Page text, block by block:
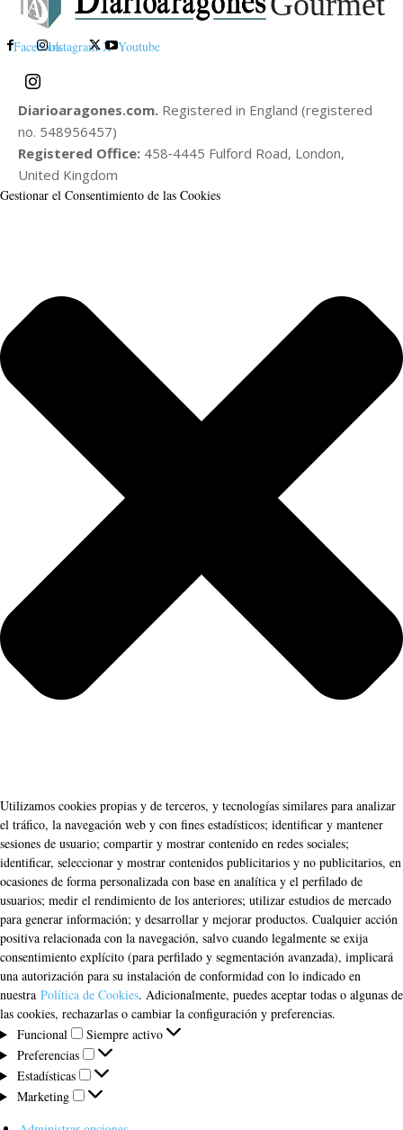
FacebookInstagram X Youtube
Diarioaragones.com. Registered in England (registered
no. 548956457)
Registered Office: 458‑4445 Fulford Road, London,
United Kingdom
Gestionar el Consentimiento de las Cookies
Utilizamos cookies propias y de terceros, y tecnologías similares para analizar
el tráfico, la navegación web y con fines estadísticos; identificar y mantener
sesiones de usuario; compartir y mostrar contenido en redes sociales;
identificar, seleccionar y mostrar contenidos publicitarios y no publicitarios, en
ocasiones de forma personalizada con base en analítica y el perfilado de
usuarios; medir el rendimiento de los anteriores; utilizar estudios de mercado
para generar información; y desarrollar y mejorar productos. Cualquier acción
positiva relacionada con la navegación, salvo cuando legalmente se exija
consentimiento explícito (para perfilado y segmentación avanzada), implicará
una autorización para su instalación de conformidad con lo indicado en
nuestra Política de Cookies. Adicionalmente, puedes aceptar todas o algunas de
las cookies, rechazarlas o cambiar la configuración y preferencias.
Funcional
Funcional
Siempre activo
Preferencias
Preferencias
Estadísticas
Estadísticas
Marketing
Marketing